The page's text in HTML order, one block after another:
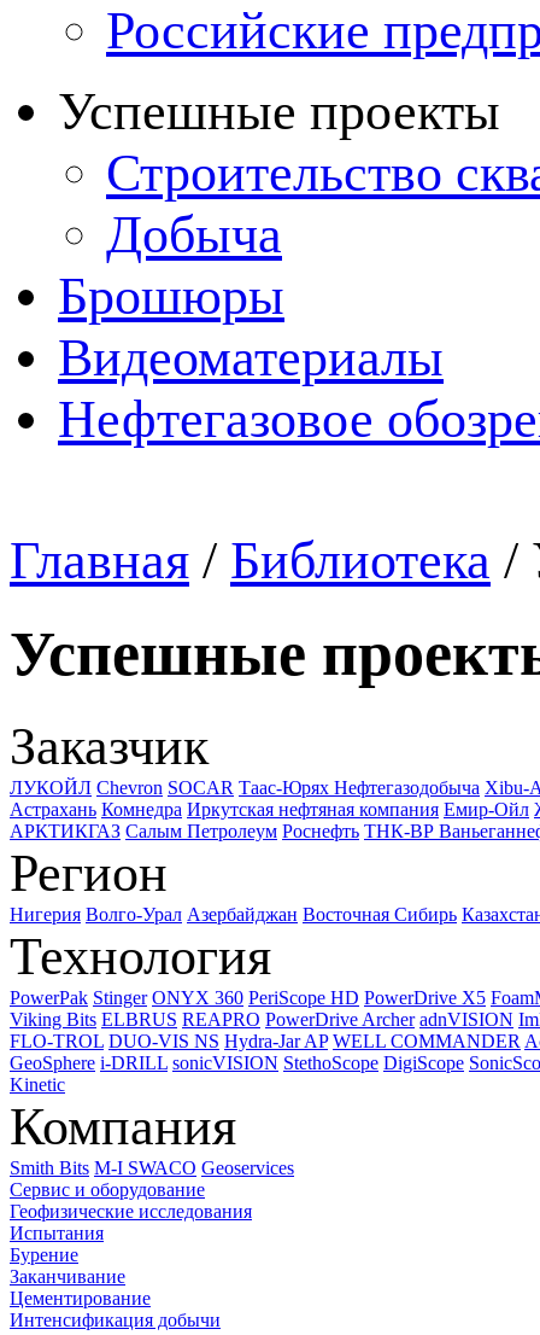
Российские
Успешные проекты
Строительство
Добыча
Брошюры
Видеоматериалы
Нефтегазовое
Главная / Библиотека /
Успешные
Заказчик
ЛУКОЙЛ Chevron SOCAR Таас-Юрях Нефтегазодобыча Xibu-
Астрахань Комнедра Иркутская нефтяная компания Емир-Ойл
АРКТИКГАЗ Салым Петролеум Роснефть ТНК-ВР
Регион
Нигерия Волго-Урал Азербайджан Восточная Сибирь
Технология
PowerPak Stinger ONYX 360 PeriScope HD PowerDrive X5
Viking Bits ELBRUS REAPRO PowerDrive Archer adnVISION
FLO-TROL DUO-VIS NS Hydra-Jar AP WELL COMMANDER
GeoSphere i-DRILL sonicVISION StethoScope DigiScope
Kinetic
Компания
Smith Bits M-I SWACO Geoservices
Сервис и оборудование
Геофизические исследования
Испытания
Бурение
Заканчивание
Цементирование
Интенсификация добычи